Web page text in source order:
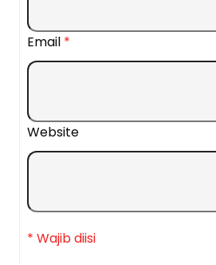
Email *
Website
* Wajib diisi